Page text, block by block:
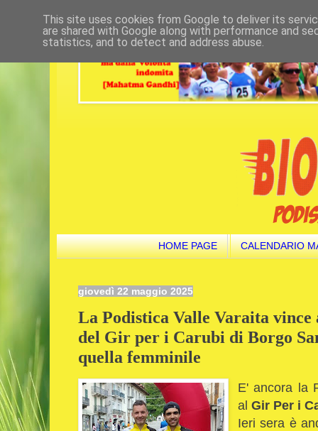
HOME PAGE CALENDARIO
giovedì 22 maggio 2025
La Podistica Valle Varaita
del Gir per i Carubi di Borgo
quella femminile
E' ancora la
alGir Per i
Ieri sera è
This site uses cookies from Google to deliver its
are shared with Google along with performance and
statistics, and to detect and address abuse.